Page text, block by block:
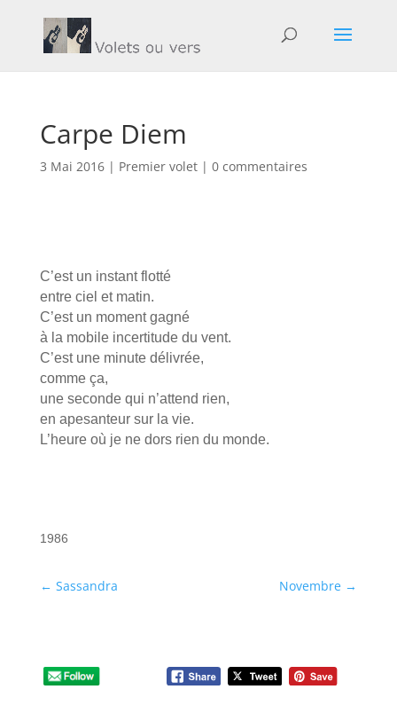
Carpe Diem
3 Mai 2016| Premier volet| 0 commentaires
C’est un instant flotté
entre ciel et matin.
C’est un moment gagné
à la mobile incertitude du vent.
C’est une minute délivrée,
comme ça,
une seconde qui n’attend rien,
en apesanteur sur la vie.
L’heure où je ne dors rien du monde.
1986
← Sassandra Novembre →